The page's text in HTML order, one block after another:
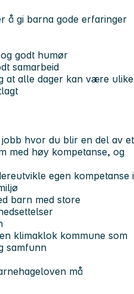
å gi barna gode erfaringer
godt humør
samarbeid
at alle dager kan være ulike
hvor du blir en del av et
med høy kompetanse, og
egen kompetanse i
barn med store
klimaklok kommune som
samfunn
må